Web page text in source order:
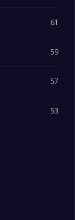
5
61
59
57
53